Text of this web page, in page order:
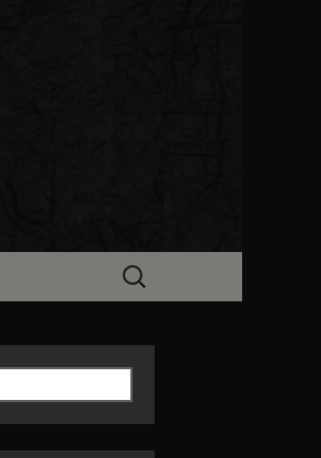
ン
がお店からのお
検